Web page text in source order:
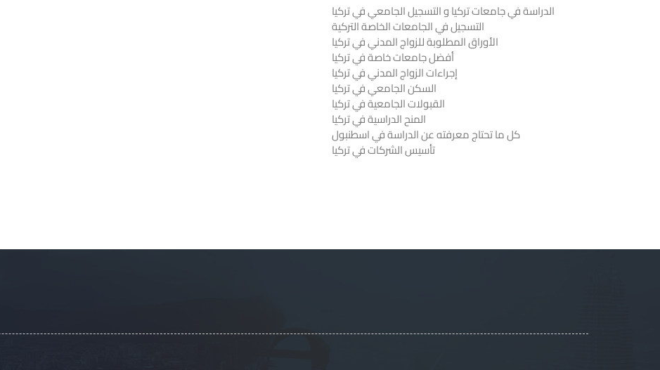
الدراسة في جامعات تركيا و التسجيل الجامعي في تركيا
التسجيل في الجامعات الخاصة التركية
الأوراق المطلوبة للزواج المدني في تركيا
أفضل جامعات خاصة في تركيا
إجراءات الزواج المدني في تركيا
السكن الجامعي في تركيا
القبولات الجامعية في تركيا
المنح الدراسية في تركيا
كل ما تحتاج معرفته عن الدراسة في اسطنبول
تأسيس الشركات في تركيا